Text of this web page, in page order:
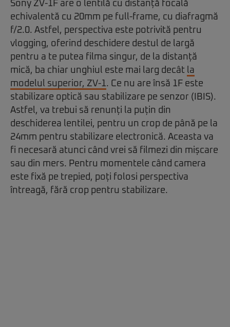
Sony ZV-1F are o lentilă cu distanță focală
echivalentă cu 20mm pe full-frame, cu diafragmă
f/2.0. Astfel, perspectiva este potrivită pentru
vlogging, oferind deschidere destul de largă
pentru a te putea filma singur, de la distanță
mică, ba chiar unghiul este mai larg decât la
modelul superior, ZV-1. Ce nu are însă 1F este
stabilizare optică sau stabilizare pe senzor (IBIS).
Astfel, va trebui să renunți la puțin din
deschiderea lentilei, pentru un crop de până pe la
24mm pentru stabilizare electronică. Aceasta va
fi necesară atunci când vrei să filmezi din mișcare
sau din mers. Pentru momentele când camera
este fixă pe trepied, poți folosi perspectiva
întreagă, fără crop pentru stabilizare.